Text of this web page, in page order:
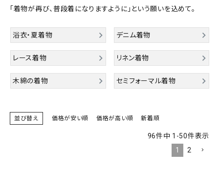
素材から探す
正絹 木綿・麻 ポリエステル その他
価格から探す
20,000-30,000円 30,000円以上
帯
羽織
新作・キャンペーン
「着物が再び、普段着になりますように」という願いを込めて。
浴衣・夏着物 デニム着物
レース着物 リネン着物
木綿の着物 セミフォーマル着物
並び替え 価格が安い順 価格が高い順 新着順
96件中 1 -50件表示
1
2